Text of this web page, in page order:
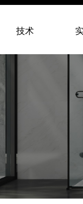
技术